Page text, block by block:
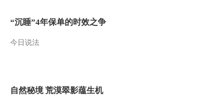
“沉睡”4年保单的时效之争
今日说法
自然秘境 荒漠翠影蕴生机